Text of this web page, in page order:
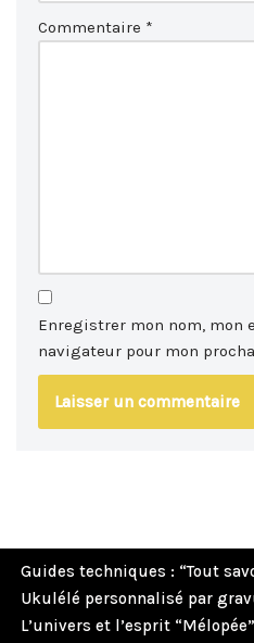
Commentaire *
Enregistrer mon nom, mon
navigateur pour mon
Guides techniques : “Tout
Ukulélé personnalisé par
L’univers et l’esprit “Mélopée”